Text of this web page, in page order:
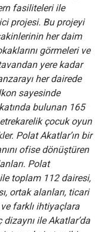
fasiliteleri ile
projesi. Bu projeyi
her daim
görmeleri ve
yere kadar
her dairede
sayesinde
bulunan 165
çocuk oyun
Polat Akatlar’ın bir
ofise dönüştüren
Polat
toplam 112 dairesi,
ortak alanları, ticari
farklı ihtiyaçlara
ile Akatlar’da